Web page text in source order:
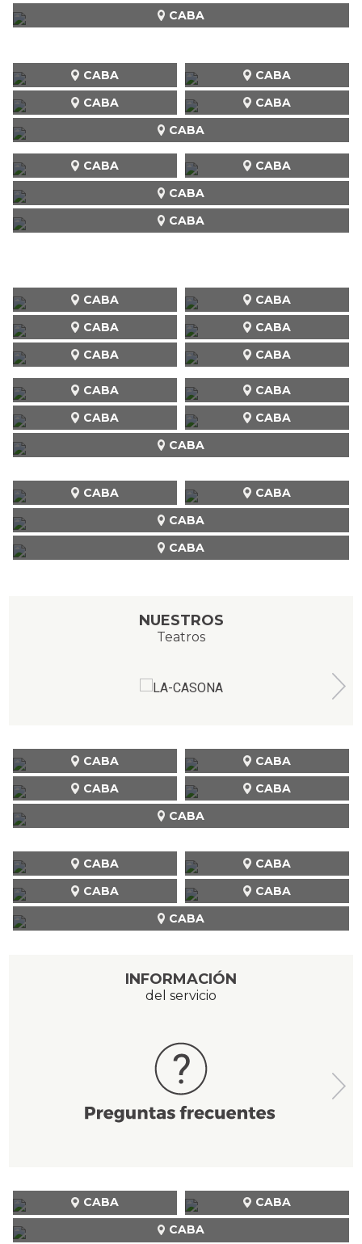
CABA
CABA CABA
CABA
CABA CABA
CABA
CABA CABA
CABA
CABA
CABA
CABA
CABA
CABA
CABA
CABA CABA
CABA
CABA CABA
CABA
CABA CABA
CABA
NUESTROS
Teatros
CABA
CABA
CABA
CABA
CABA
CABA
CABA
CABA
CABA
CABA
INFORMACIÓN
del servicio
CABA
CABA CABA